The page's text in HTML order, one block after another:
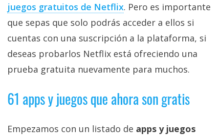
juegos gratuitos de Netflix‎. Pero es importante
que sepas que solo podrás acceder a ellos si
cuentas con una suscripción a la plataforma, si
deseas probarlos Netflix está ofreciendo una
prueba gratuita nuevamente para muchos.
61 apps y juegos que ahora son gratis
Empezamos con un listado de apps y juegos